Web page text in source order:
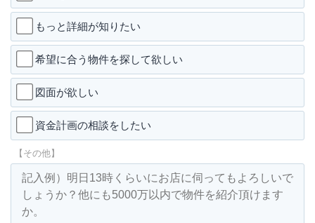
もっと詳細が知りたい
希望に合う物件を探して欲しい
図面が欲しい
資金計画の相談をしたい
【その他】